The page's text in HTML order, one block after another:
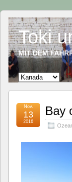
Toki
MIT DEM
Bay
Nov.
13
2016